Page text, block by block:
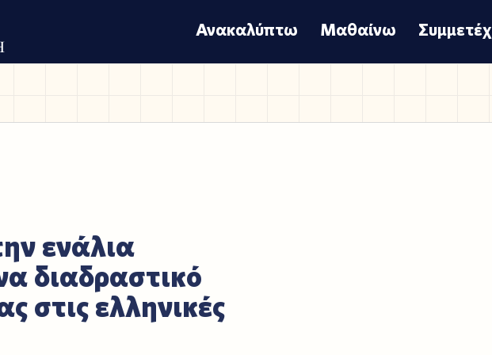
Ανακαλύπτω Μαθαίνω
ενάλια
διαδραστικό
στις ελληνικές